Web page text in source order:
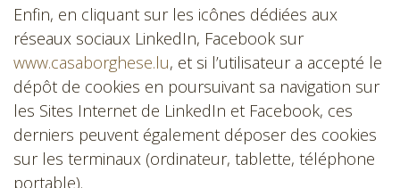
Enfin, en cliquant sur les icônes dédiées aux
réseaux sociaux LinkedIn, Facebook sur
www.casaborghese.lu, et si l’utilisateur a accepté le
dépôt de cookies en poursuivant sa navigation sur
les Sites Internet de LinkedIn et Facebook, ces
derniers peuvent également déposer des cookies
sur les terminaux (ordinateur, tablette, téléphone
portable).